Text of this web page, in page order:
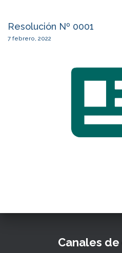
Resolución Nº 0001
7 febrero, 2022
Canales